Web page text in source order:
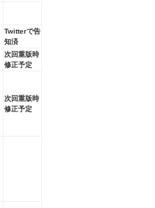
Twitterで告
知済
次回重版時
修正予定
次回重版時
修正予定